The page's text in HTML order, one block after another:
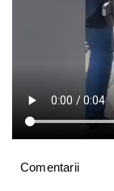
Comentarii